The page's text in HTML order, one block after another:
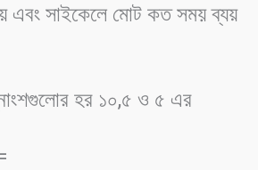
এবং সাইকেলে মোট কত সময় ব্যয়
হর ১০,৫ ও ৫ এর